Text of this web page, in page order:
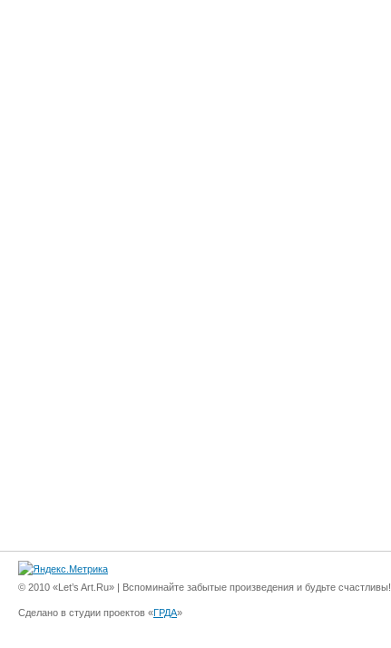
© 2010 «Let’s Art.Ru» | Вспоминайте забытые произведения и будьте счастливы!
Сделано в студии проектов «ГРДА»